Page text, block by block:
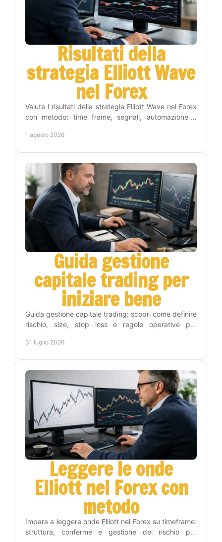
Risultati della
strategia Elliott Wave
nel Forex
Valuta i risultati della strategia Elliott Wave nel Forex
con metodo: time frame, segnali, automazione e
1 agosto 2026
Guida gestione
capitale trading per
iniziare bene
Guida gestione capitale trading: scopri come definire
rischio, size, stop loss e regole operative per
disciplina.
31 luglio 2026
Leggere le onde
Elliott nel Forex con
metodo
Impara a leggere onde Elliott nel Forex su timeframe:
struttura, conferme e gestione del rischio per